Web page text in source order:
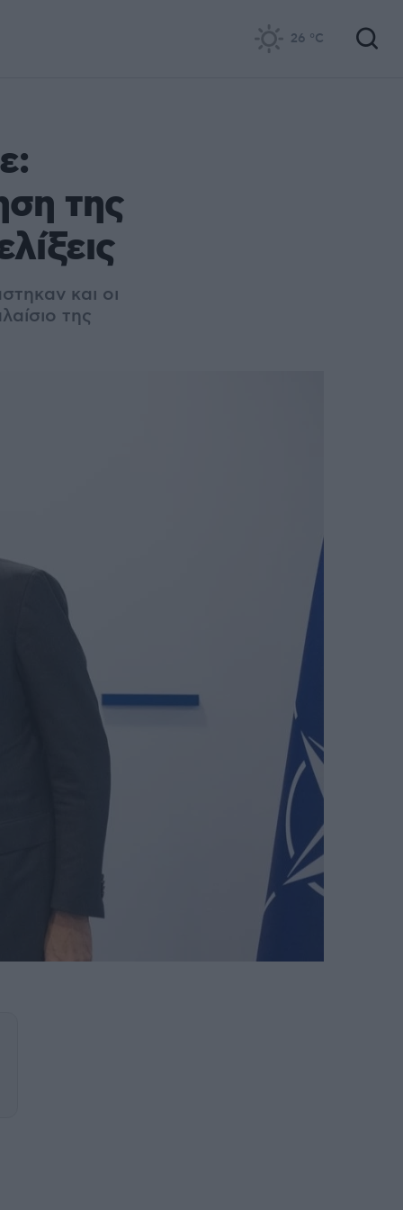
26 °C
της
και οι
της